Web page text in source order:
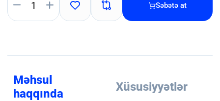
Səbətə at
Məhsul
haqqında
Xüsusiyyətlər